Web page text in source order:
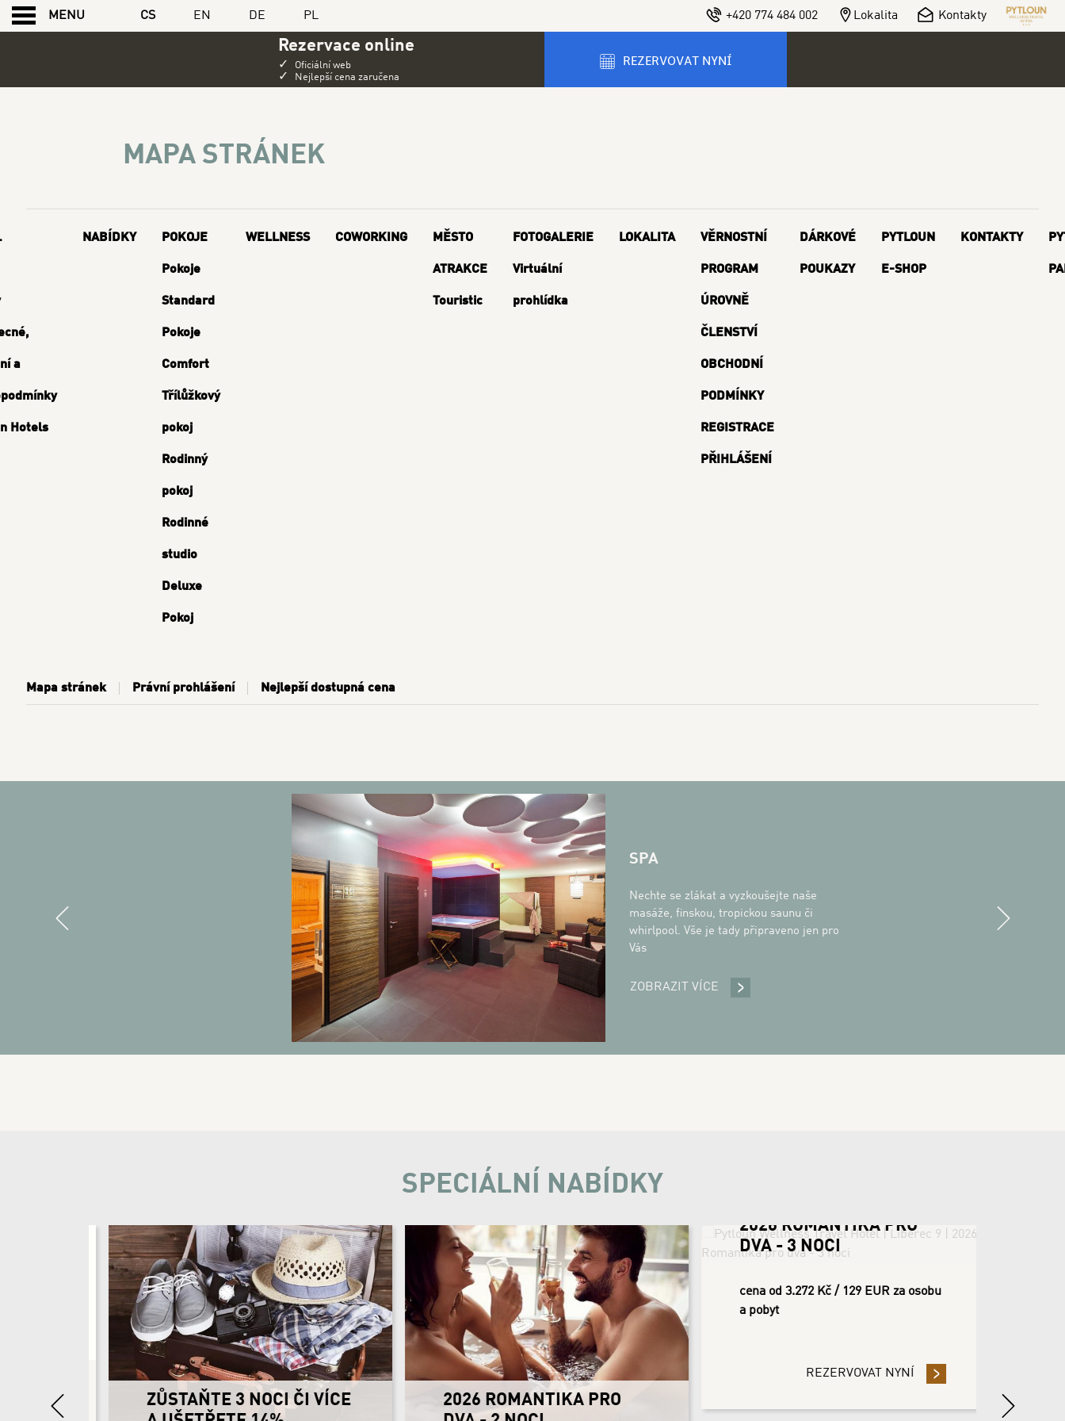
+420 774 484 002 Lokalita Kontakty
MENU CS EN DE PL
Rezervace online
✓ Oficiální web
✓ Nejlepší cena zaručena
REZERVOVAT NYNÍ
MAPA STRÁNEK
a
Hotels
NABÍDKY POKOJE
Pokoje
Standard
Pokoje
Comfort
Třílůžkový
pokoj
Rodinný
pokoj
Rodinné
studio
Deluxe
Pokoj
WELLNESS COWORKING MĚSTO
ATRAKCE
Touristic
FOTOGALERIE
Virtuální
prohlídka
LOKALITA VĚRNOSTNÍ
PROGRAM
ÚROVNĚ
ČLENSTVÍ
OBCHODNÍ
PODMÍNKY
REGISTRACE
PŘIHLÁŠENÍ
DÁRKOVÉ
POUKAZY
PYTLOUN
E-SHOP
KONTAKTY
Mapa stránek Právní prohlášení Nejlepší dostupná cena
SPA
Nechte se zlákat a vyzkoušejte naše
masáže, finskou, tropickou saunu či
whirlpool. Vše je tady připraveno jen pro
Vás
ZOBRAZIT VÍCE SPA
SPECIÁLNÍ NABÍDKY
ZŮSTAŇTE 3 NOCI ČI VÍCE
2026 ROMANTIKA PRO
DVA - 3 NOCI
a pobyt